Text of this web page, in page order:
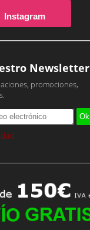
Instagram
Newsletter
promociones,